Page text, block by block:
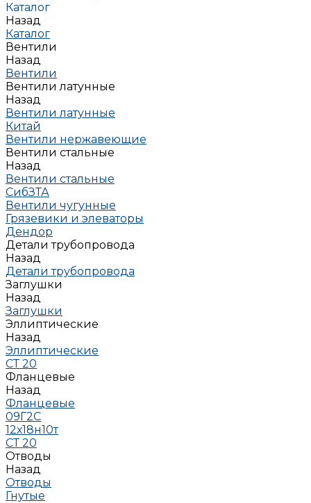
Каталог
Назад
Каталог
Вентили
Назад
Вентили
Вентили латунные
Назад
Вентили латунные
Китай
Вентили нержавеющие
Вентили стальные
Назад
Вентили стальные
СибЗТА
Вентили чугунные
Грязевики и элеваторы
Дендор
Детали трубопровода
Назад
Детали трубопровода
Заглушки
Назад
Заглушки
Эллиптические
Назад
Эллиптические
СТ 20
Фланцевые
Назад
Фланцевые
09Г2С
12х18н10т
СТ 20
Отводы
Назад
Отводы
Гнутые